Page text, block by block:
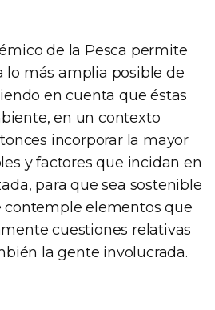
de la Pesca permite
lo más amplia posible de
en cuenta que éstas
en un contexto
incorporar la mayor
y factores que incidan en
para que sea sostenible
elementos que
cuestiones relativas
la gente involucrada.